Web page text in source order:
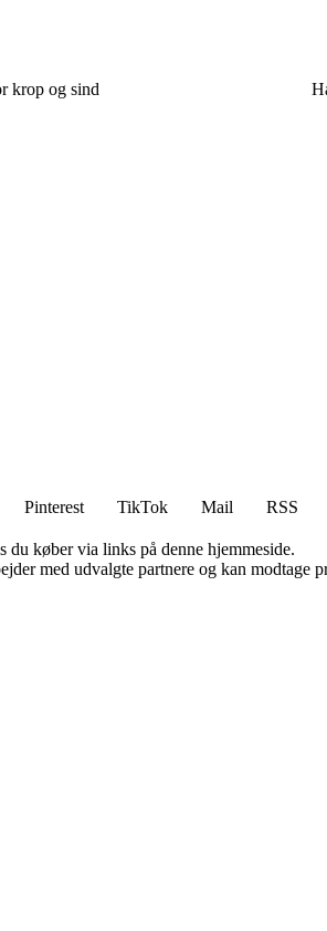
krop og sind
Pinterest TikTok Mail
RSS
køber via links på denne hjemmeside.
med udvalgte partnere og kan